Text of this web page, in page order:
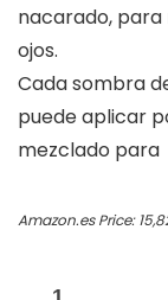
nacarado,
ojos.
Cada sombra
puede aplicar
mezclado para
Amazon.es Price:
ARTIFUN